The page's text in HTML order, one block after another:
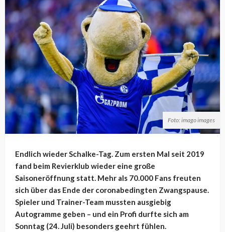
Foto: imago images
Endlich wieder Schalke-Tag. Zum ersten Mal seit 2019
fand beim Revierklub wieder eine große
Saisoneröffnung statt. Mehr als 70.000 Fans freuten
sich über das Ende der coronabedingten Zwangspause.
Spieler und Trainer-Team mussten ausgiebig
Autogramme geben – und ein Profi durfte sich am
Sonntag (24. Juli) besonders geehrt fühlen.